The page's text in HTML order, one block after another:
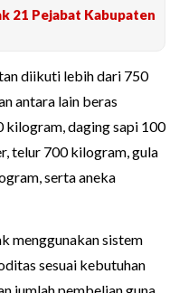
21 Pejabat Kabupaten
diikuti lebih dari 750
antara lain beras
kilogram, daging sapi 100
telur 700 kilogram, gula
serta aneka
menggunakan sistem
sesuai kebutuhan